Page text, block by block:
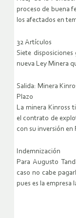
proceso de buena
los afectados en
32 Artículos
Siete
nueva Ley Minera
Salida: Minera
Plazo
La minera Kinross
el contrato de
con su inversión en
Indemnización
Para Augusto
caso no cabe
pues es la